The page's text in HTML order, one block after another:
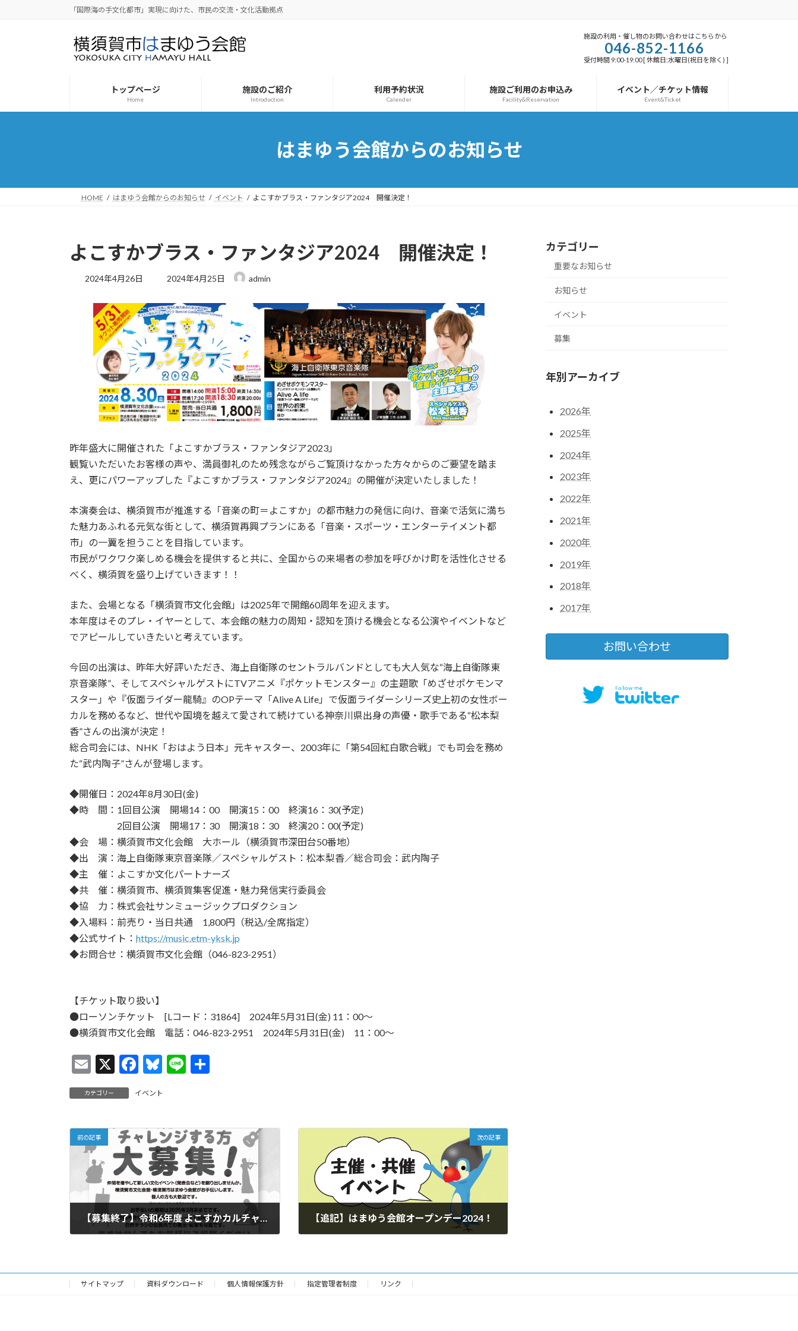
「国際海の手文化都市」実現に向けた、市民の交流・文化活動拠点
施設の利用・催し物のお問い合わせはこちらから
046-852-1166
受付時間 9:00-19:00 [ 休館日:水曜日(祝日を除く) ]
トップページ
Home
施設のご紹介
Introduction
利用予約状況
Calender
施設ご利用のお申込み
Facility&Reservation
イベント／チケット情報
Event&Ticket
はまゆう会館からのお知らせ
HOME はまゆう会館からのお知らせ イベント よこすかブラス・ファンタジア2024 開催決定！
よこすかブラス・ファンタジア2024 開催決定！
2024年4月26日
最
新
日
時
:
2024年4月25日 admin
昨年盛大に開催された「よこすかブラス・ファンタジア2023」
観覧いただいたお客様の声や、満員御礼のため残念ながらご覧頂けなかった方々からのご要望を踏ま
え、更にパワーアップした『よこすかブラス・ファンタジア2024』の開催が決定いたしました！
本演奏会は、横須賀市が推進する「音楽の町＝よこすか」の都市魅力の発信に向け、音楽で活気に満ち
た魅力あふれる元気な街として、横須賀再興プランにある「音楽・スポーツ・エンターテイメント都
市」の一翼を担うことを目指しています。
市民がワクワク楽しめる機会を提供すると共に、全国からの来場者の参加を呼びかけ町を活性化させる
べく、横須賀を盛り上げていきます！！
また、会場となる「横須賀市文化会館」は2025年で開館60周年を迎えます。
本年度はそのプレ・イヤーとして、本会館の魅力の周知・認知を頂ける機会となる公演やイベントなど
でアピールしていきたいと考えています。
今回の出演は、昨年大好評いただき、海上自衛隊のセントラルバンドとしても大人気な“海上自衛隊東
京音楽隊”、そしてスペシャルゲストにTVアニメ『ポケットモンスター』の主題歌「めざせポケモンマ
スター」や『仮面ライダー龍騎』のOPテーマ「Alive A Life」で仮面ライダーシリーズ史上初の女性ボー
カルを務めるなど、世代や国境を越えて愛されて続けている神奈川県出身の声優・歌手である“松本梨
香”さんの出演が決定！
総合司会には、NHK「おはよう日本」元キャスター、2003年に「第54回紅白歌合戦」でも司会を務め
た“武内陶子”さんが登場します。
◆開催日：2024年8月30日(金)
◆時 間：1回目公演 開場14：00 開演15：00 終演16：30(予定)
2回目公演 開場17：30 開演18：30 終演20：00(予定)
◆会 場：横須賀市文化会館 大ホール（横須賀市深田台50番地）
◆出 演：海上自衛隊東京音楽隊／スペシャルゲスト：松本梨香／総合司会：武内陶子
◆主 催：よこすか文化パートナーズ
◆共 催：横須賀市、横須賀集客促進・魅力発信実行委員会
◆協 力：株式会社サンミュージックプロダクション
◆入場料：前売り・当日共通 1,800円（税込/全席指定）
◆公式サイト： https://music.etm-yksk.jp
◆お問合せ：横須賀市文化会館（046-823-2951）
【チケット取り扱い】
●ローソンチケット [Lコード：31864] 2024年5月31日(金) 11：00～
●横須賀市文化会館 電話：046-823-2951 2024年5月31日(金) 11：00～
E
m
ai
X
F
e
o
o
k
Bl Li
カテゴリー イベント
前の記事
【募集終了】令和6年度 よこすかカルチャーバンク 募集開始！
次の記事
【追記】はまゆう会館オープンデー2024！
カテゴリー
重要なお知らせ
お知らせ
イベント
募集
年別アーカイブ
2026年
2025年
2024年
2023年
2022年
2021年
2020年
2019年
2018年
2017年
お問い合わせ
サイトマップ 資料ダウンロード 個人情報保護方針 指定管理者制度 リンク